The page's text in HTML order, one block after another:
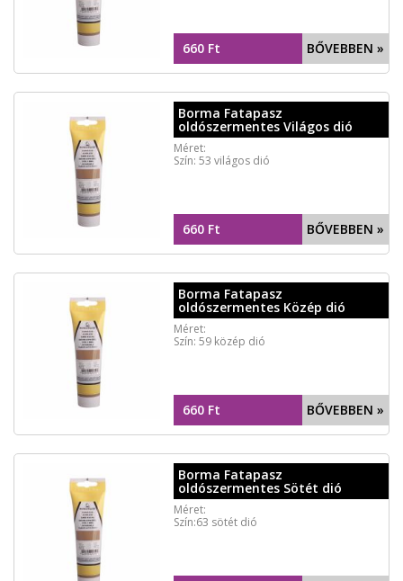
BŐVEBBEN »
660 Ft
Borma Fatapasz
oldószermentes Világos dió
Méret:
Szín: 53 világos dió
BŐVEBBEN »
660 Ft
Borma Fatapasz
oldószermentes Közép dió
Méret:
Szín: 59 közép dió
BŐVEBBEN »
660 Ft
Borma Fatapasz
oldószermentes Sötét dió
Méret:
Szín:63 sötét dió